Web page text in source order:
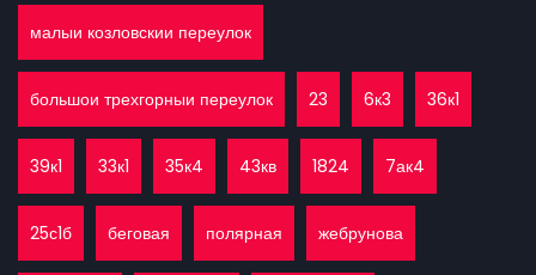
малыи козловскии переулок
большои трехгорныи переулок 23 6к3 36к1
39к1 33к1 35к4 43кв 1824 7ак4
25с1б беговая полярная жебрунова